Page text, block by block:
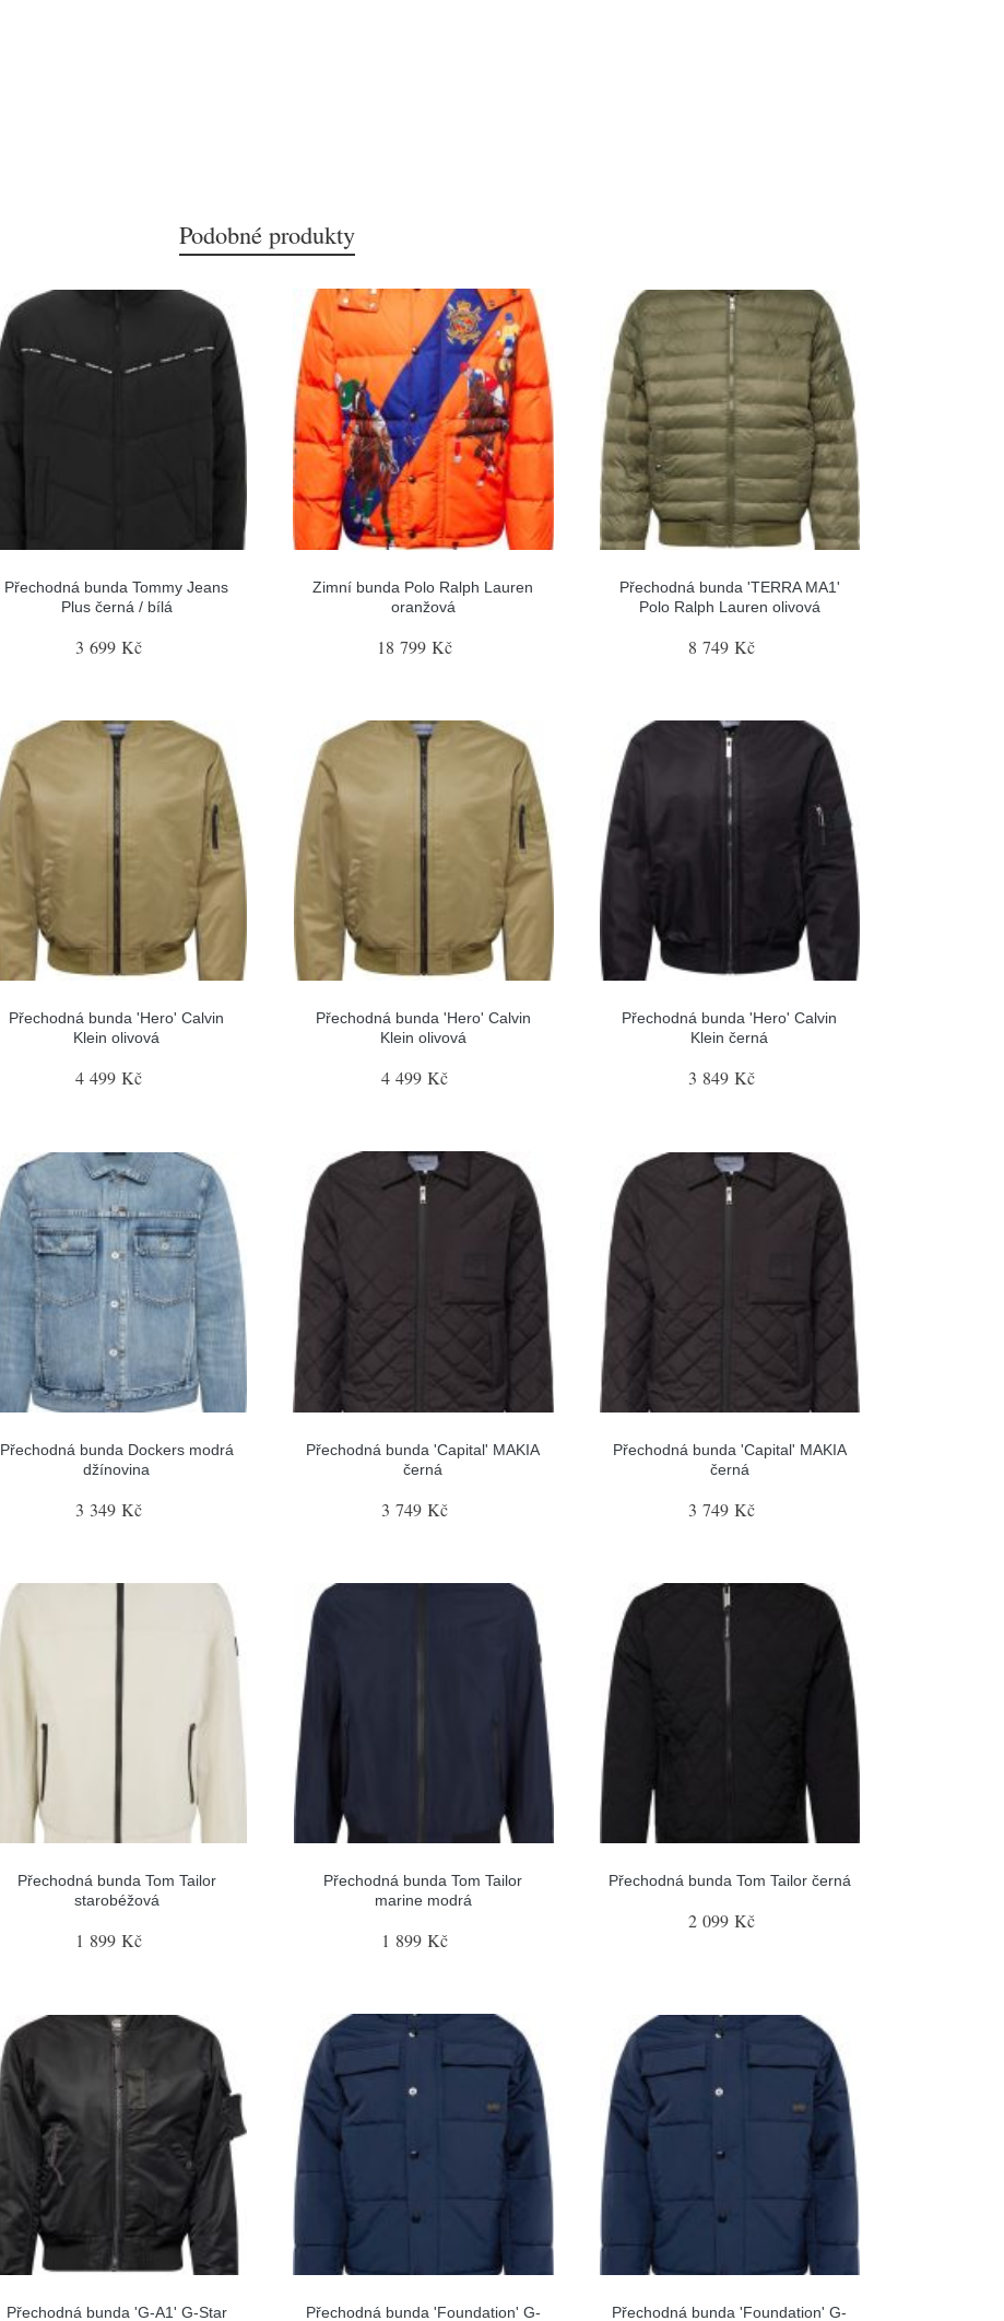
Podobné produkty
Přechodná bunda Tommy Jeans
Plus černá / bílá
3 699 Kč
Zimní bunda Polo Ralph Lauren
oranžová
18 799 Kč
Přechodná bunda 'TERRA MA1'
Polo Ralph Lauren olivová
8 749 Kč
Přechodná bunda 'Hero' Calvin
Klein olivová
4 499 Kč
Přechodná bunda 'Hero' Calvin
Klein olivová
4 499 Kč
Přechodná bunda 'Hero' Calvin
Klein černá
3 849 Kč
Přechodná bunda Dockers modrá
džínovina
3 349 Kč
Přechodná bunda 'Capital' MAKIA
černá
3 749 Kč
Přechodná bunda 'Capital' MAKIA
černá
3 749 Kč
Přechodná bunda Tom Tailor
starobéžová
1 899 Kč
Přechodná bunda Tom Tailor
marine modrá
1 899 Kč
Přechodná bunda Tom Tailor černá
2 099 Kč
Přechodná bunda 'G-A1' G-Star Přechodná bunda 'Foundation' G- Přechodná bunda 'Foundation' G-